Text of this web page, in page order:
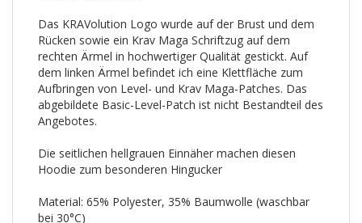
Das KRAVolution Logo wurde auf der Brust und dem
Rücken sowie ein Krav Maga Schriftzug auf dem
rechten Ärmel in hochwertiger Qualität gestickt. Auf
dem linken Ärmel befindet ich eine Klettfläche zum
Aufbringen von Level- und Krav Maga-Patches. Das
abgebildete Basic-Level-Patch ist nicht Bestandteil des
Angebotes.
Die seitlichen hellgrauen Einnäher machen diesen
Hoodie zum besonderen Hingucker
Material: 65% Polyester, 35% Baumwolle (waschbar
bei 30°C)